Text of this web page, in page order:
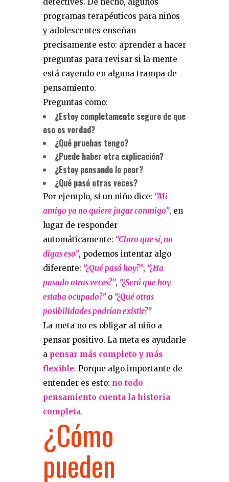
programas terapéuticos para niños
y adolescentes enseñan
precisamente esto: aprender a hacer
preguntas para revisar si la mente
está cayendo en alguna trampa de
pensamiento.
Preguntas como:
¿Estoy completamente seguro de que
eso es verdad?
¿Qué pruebas tengo?
¿Puede haber otra explicación?
¿Estoy pensando lo peor?
¿Qué pasó otras veces?
Por ejemplo, si un niño dice: “Mi
amigo ya no quiere jugar conmigo”, en
lugar de responder
automáticamente: “Claro que sí, no
digas eso”, podemos intentar algo
diferente: “¿Qué pasó hoy?”, “¿Ha
pasado otras veces?”, “¿Será que hoy
estaba ocupado?” o “¿Qué otras
posibilidades podrían existir?”
La meta no es obligar al niño a
pensar positivo. La meta es ayudarle
a pensar más completo y más
flexible. Porque algo importante de
entender es esto: no todo
pensamiento cuenta la historia
completa.
¿Cómo
pueden